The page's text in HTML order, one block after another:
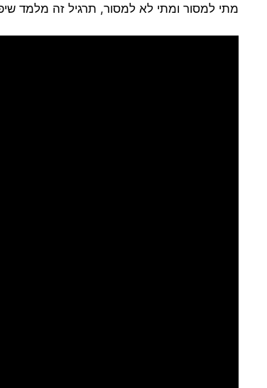
מתי למסור ומתי לא למסור, תרגיל זה מלמד